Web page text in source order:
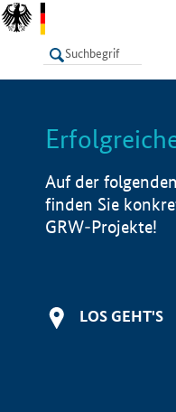
LISTE
Auf der
finden Sie
GRW-Projekte!
LOS GEHT'S